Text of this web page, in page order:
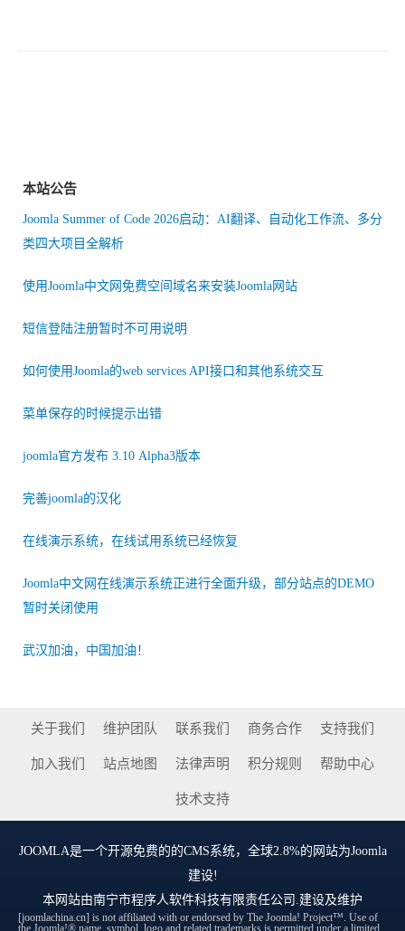
本站公告
Joomla Summer of Code 2026启动：AI翻译、自动化工作流、多分
类四大项目全解析
使用Joomla中文网免费空间域名来安装Joomla网站
短信登陆注册暂时不可用说明
如何使用Joomla的web services API接口和其他系统交互
菜单保存的时候提示出错
joomla官方发布 3.10 Alpha3版本
完善joomla的汉化
在线演示系统，在线试用系统已经恢复
Joomla中文网在线演示系统正进行全面升级，部分站点的DEMO
暂时关闭使用
武汉加油，中国加油！
关于我们 维护团队 联系我们 商务合作 支持我们
加入我们 站点地图 法律声明 积分规则 帮助中心
技术支持
JOOMLA是一个开源免费的的CMS系统，全球2.8%的网站为Joomla
建设!
本网站由南宁市程序人软件科技有限责任公司 .建设及维护
[joomlachina.cn] is not affiliated with or endorsed by The Joomla! Project™. Use of
the Joomla!® name, symbol, logo and related trademarks is permitted under a limited